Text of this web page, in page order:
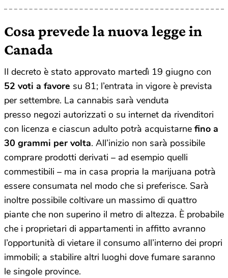
Cosa prevede la nuova legge in
Canada
Il decreto è stato approvato martedì 19 giugno con
52 voti a favore su 81; l’entrata in vigore è prevista
per settembre. La cannabis sarà venduta
presso negozi autorizzati o su internet da rivenditori
con licenza e ciascun adulto potrà acquistarne fino a
30 grammi per volta. All’inizio non sarà possibile
comprare prodotti derivati – ad esempio quelli
commestibili – ma in casa propria la marijuana potrà
essere consumata nel modo che si preferisce. Sarà
inoltre possibile coltivare un massimo di quattro
piante che non superino il metro di altezza. È probabile
che i proprietari di appartamenti in affitto avranno
l’opportunità di vietare il consumo all’interno dei propri
immobili; a stabilire altri luoghi dove fumare saranno
le singole province.